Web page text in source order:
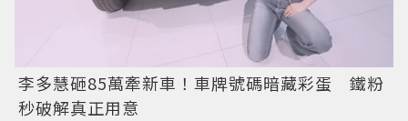
李多慧砸85萬牽新車！車牌號碼暗藏彩蛋 鐵粉
秒破解真正用意